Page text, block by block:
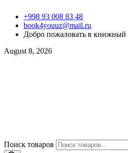
+998 93 008 83 48
book4youuz@mail.ru
Добро пожаловать в книжный
August 8, 2026
Поиск товаров